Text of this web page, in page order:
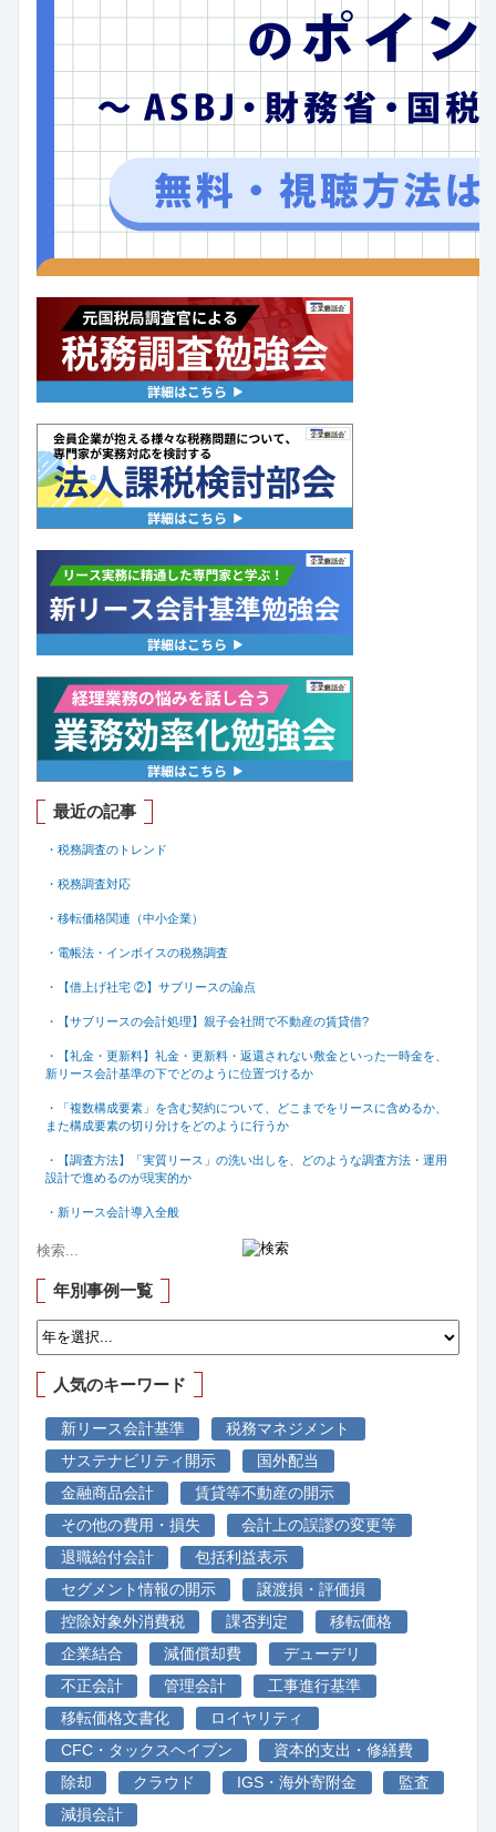
最近の記事
・税務調査のトレンド
・税務調査対応
・移転価格関連（中小企業）
・電帳法・インボイスの税務調査
・【借上げ社宅 ②】サブリースの論点
・【サブリースの会計処理】親子会社間で不動産の賃貸借?
・【礼金・更新料】礼金・更新料・返還されない敷金といった一時金を、
新リース会計基準の下でどのように位置づけるか
・「複数構成要素」を含む契約について、どこまでをリースに含めるか、
また構成要素の切り分けをどのように行うか
・【調査方法】「実質リース」の洗い出しを、どのような調査方法・運用
設計で進めるのが現実的か
・新リース会計導入全般
年別事例一覧
人気のキーワード
新リース会計基準
税務マネジメント
サステナビリティ開示
国外配当
金融商品会計
賃貸等不動産の開示
その他の費用・損失
会計上の誤謬の変更等
退職給付会計
包括利益表示
セグメント情報の開示
譲渡損・評価損
控除対象外消費税
課否判定
移転価格
企業結合
減価償却費
デューデリ
不正会計
管理会計
工事進行基準
移転価格文書化
ロイヤリティ
CFC・タックスヘイブン
資本的支出・修繕費
除却
クラウド IGS・海外寄附金
監査
減損会計